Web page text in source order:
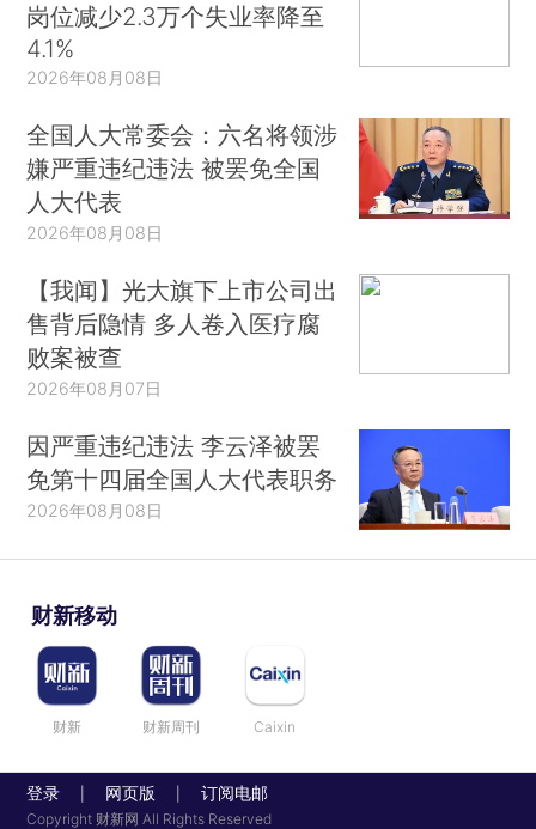
岗位减少2.3万个失业率降至
4.1%
2026年08月08日
全国人大常委会：六名将领涉
嫌严重违纪违法 被罢免全国
人大代表
2026年08月08日
【我闻】光大旗下上市公司出
售背后隐情 多人卷入医疗腐
败案被查
2026年08月07日
因严重违纪违法 李云泽被罢
免第十四届全国人大代表职务
2026年08月08日
财新移动
财新 财新周刊 Caixin
登录 网页版 订阅电邮
Copyright 财新网 All Rights Reserved